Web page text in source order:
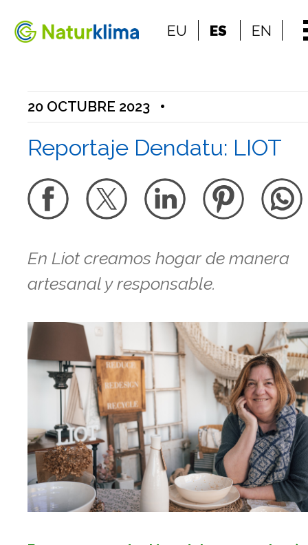
Ir a los contenidos
EU ES EN
20 OCTUBRE 2023 •
Reportaje Dendatu: LIOT
En Liot creamos hogar de manera
artesanal y responsable.